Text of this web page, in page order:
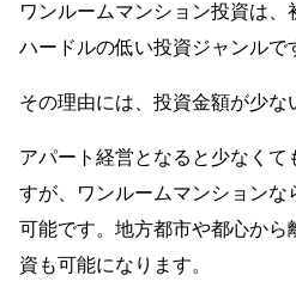
ワンルームマンション投資は
ハードルの低い投資ジャンルで
その理由には、投資金額が少な
アパート経営となると少なく
すが、ワンルームマンションな
可能です。地方都市や都心から
資も可能になります。